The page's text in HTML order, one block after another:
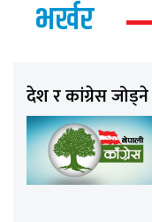
भर्खर
देश र कांग्रेस